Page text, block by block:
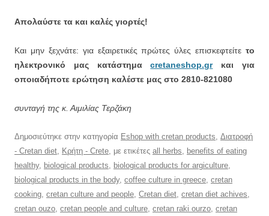
Απολαύστε τα και καλές γιορτές!
Και μην ξεχνάτε: για εξαιρετικές πρώτες ύλες επισκεφτείτε το
ηλεκτρονικό μας κατάστημαcretaneshop.grκαι για
οποιαδήποτε ερώτηση καλέστε μας στο 2810-821080
συνταγή της κ. Αιμιλίας Τερζάκη
Δημοσιεύτηκε στην κατηγορία Eshop with cretan products Διατροφή
- Cretan diet
Κρήτη - Crete , με ετικέτες all herbs
benefits of eating
healthy, biological products biological products for argiculture
biological products in the body, coffee culture in greece cretan
cooking cretan culture and people Cretan diet cretan diet achives
cretan ouzo cretan people and culture cretan raki ourzo cretan